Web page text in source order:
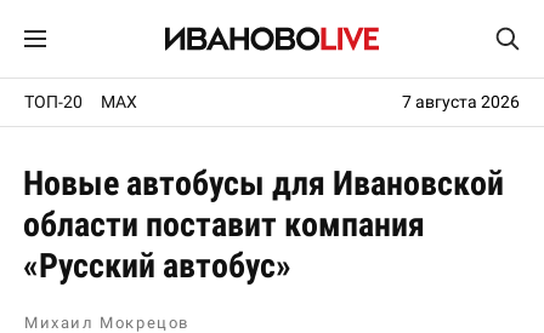
ТОП-20 MAX 7 августа 2026
Новые автобусы для Ивановской
области поставит компания
«Русский автобус»
Михаил Мокрецов